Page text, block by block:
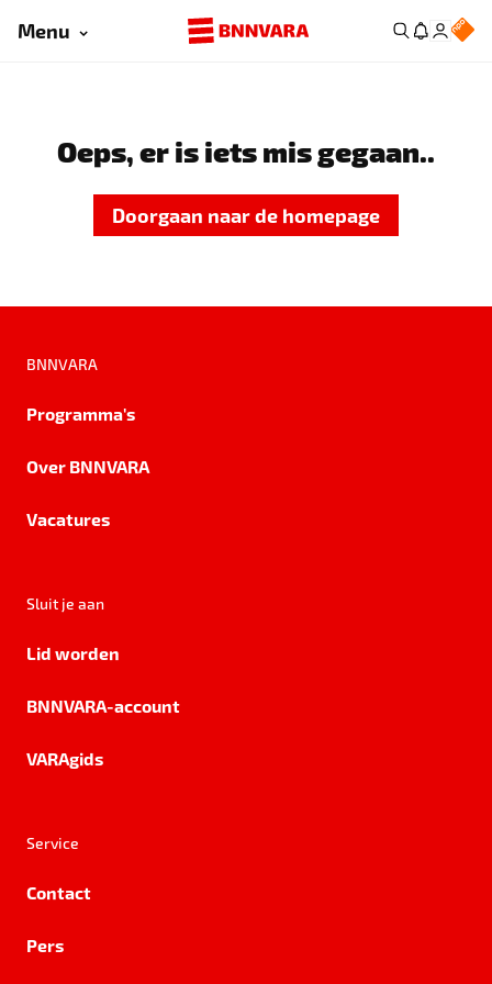
Menu
Oeps, er is iets mis gegaan..
Doorgaan naar de homepage
BNNVARA
Programma's
Over BNNVARA
Vacatures
Sluit je aan
Lid worden
BNNVARA-account
VARAgids
Service
Contact
Pers